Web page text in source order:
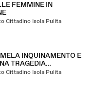
FEMMINE IN
Cittadino Isola Pulita
E
TRAGEDIA
Cittadino Isola Pulita